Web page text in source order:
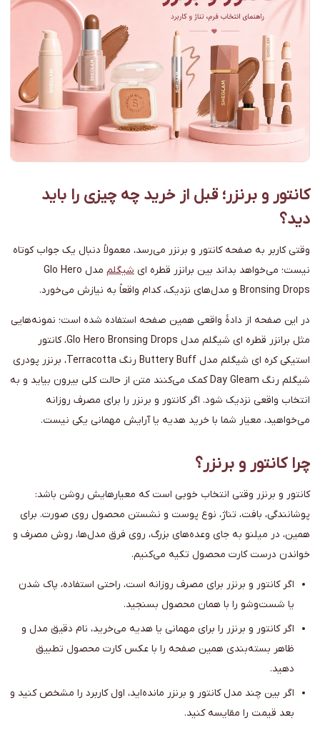
کانتور و برنزر؛ قبل از خرید چه چیزی را باید
دید؟
وقتی کاربر به صفحه کانتور و برنزر می‌رسد، معمولاً دنبال یک جواب کوتاه
نیست؛ می‌خواهد بداند بین برانزر قطره ای شیگلم
مدل Glo Hero
Bronsing Drops و مدل‌های نزدیک، کدام واقعاً به نیازش می‌خورد.
در این صفحه از دادهٔ واقعی همین صفحه استفاده شده است؛ نمونه‌هایی
مثل برانزر قطره ای شیگلم مدل Glo Hero Bronsing Drops، کانتور
استیکی کره ای شیگلم مدل Buttery Buff رنگ Terracotta، برنزر پودری
شیگلم رنگ Day Gleam کمک می‌کنند متن از حالت کلی بیرون بیاید و به
انتخاب واقعی نزدیک شود. اگر کانتور و برنزر را برای مصرف روزانه
می‌خواهید، معیار شما با خرید هدیه یا آرایش مهمانی یکی نیست.
چرا کانتور و برنزر؟
کانتور و برنزر وقتی انتخاب خوبی است که معیارهایش روشن باشد:
پوشانندگی، بافت، تناژ، نوع پوست و نشستن محصول روی صورت. برای
همین، در میلنو به جای وعده‌های بزرگ، روی فرق مدل‌ها، روش مصرف و
خواندن درست کارت محصول تکیه می‌کنیم.
اگر کانتور و برنزر برای مصرف روزانه است، راحتی استفاده، پاک شدن
یا شست‌وشو را با همان محصول بسنجید.
اگر کانتور و برنزر را برای مهمانی یا هدیه می‌خرید، نام دقیق مدل و
ظاهر بسته‌بندی همین صفحه را با عکس کارت محصول تطبیق
دهید.
اگر بین چند مدل کانتور و برنزر مانده‌اید، اول کاربرد را مشخص کنید و
بعد قیمت را مقایسه کنید.